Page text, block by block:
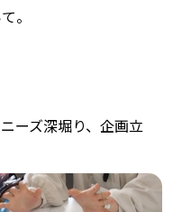
。
ーズ深堀り、企画立